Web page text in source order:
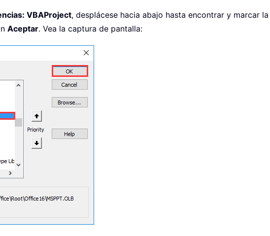
VBAProject, desplácese hacia abajo hasta encontrar y marcar
Aceptar. Vea la captura de pantalla: